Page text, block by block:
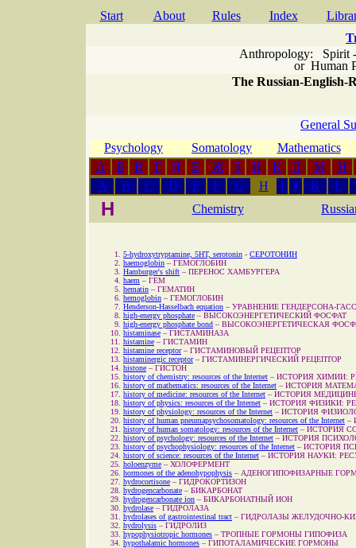
Start About Rules Index
Anthropology: Spirit
or Human
The Russian-English-
General
Psychology
Somatology
Mathematics
А
Б В Г Д Е Ж З И К Л М
Н
A
B C D E F G H I J K L
H Chemistry
5-hydroxytryptamine, 5HT, serotonin - СЕРОТОНИН
haemoglobin – ГЕМОГЛОБИН
Hamburger's shift – ПЕРЕНОС ХАМБУРГЕРА
haem – ГЕМ
hematin – ГЕМАТИН
hemoglobin – ГЕМОГЛОБИН
Henderson-Hasselbach equation – УРАВНЕНИЕ ГЕНДЕРСОНА-
high-energy phosphate – ВЫСОКОЭНЕРГЕТИЧЕСКИЙ ФОСФАТ
high-energy phosphate bond – ВЫСОКОЭНЕРГЕТИЧЕСКАЯ
histaminase – ГИСТАМИНАЗА
histamine – ГИСТАМИН
histamine receptor– ГИСТАМИНОВЫЙ РЕЦЕПТОР
histaminergic receptor– ГИСТАМИНЕРГИЧЕСКИЙ РЕЦЕПТОР
histone – ГИСТОН
history of chemistry: resources of the Internet – ИСТОРИЯ ХИМИИ:
history of mathematics: resources of the Internet – ИСТОРИЯ
history of medicine: resources of the Internet – ИСТОРИЯ
history of physics: resources of the Internet – ИСТОРИЯ ФИЗИКИ:
history of physiology: resources of the Internet – ИСТОРИЯ
history of human pneumapsychosomatology: resources of the Internet –
history of human somatology: resources of the Internet – ИСТОРИЯ
history of psychology: resources of the Internet – ИСТОРИЯ
history of psychophysiology: resources of the Internet – ИСТОРИЯ
history of science: resources of the Internet – ИСТОРИЯ НАУКИ:
holoenzyme – ХОЛОФЕРМЕНТ
hormones of the adenohypophysis – АДЕНОГИПОФИЗАРНЫЕ
hydrocortisone – ГИДРОКОРТИЗОН
hydrogencarbonate – БИКАРБОНАТ
hydrogencarbonate ion – БИКАРБОНАТНЫЙ ИОН
hydrolase – ГИДРОЛАЗА
hydrolases of gastrointestinal tract – ГИДРОЛАЗЫ ЖЕЛУДОЧНО-
hydrolysis – ГИДРОЛИЗ
hypophysiotropic hormones – ТРОПНЫЕ ГОРМОНЫ ГИПОФИЗА
hypothalamic hormones – ГИПОТАЛАМИЧЕСКИЕ ГОРМОНЫ